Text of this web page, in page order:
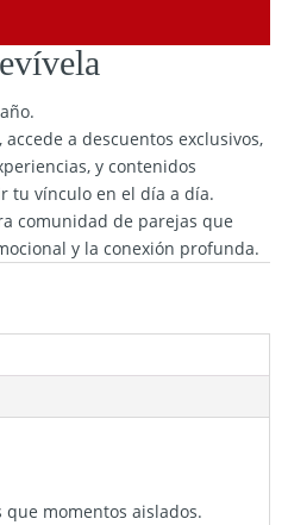
a descuentos exclusivos,
y contenidos
tu vínculo en el día a día.
comunidad de parejas que
y la conexión profunda.
momentos aislados.